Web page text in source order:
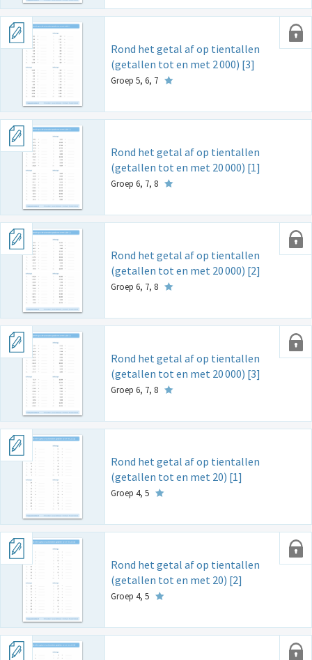
Rond het getal af op tientallen
(getallen tot en met 2000) [3]
Groep 5, 6, 7
Rond het getal af op tientallen
(getallen tot en met 20000) [1]
Groep 6, 7, 8
Rond het getal af op tientallen
(getallen tot en met 20000) [2]
Groep 6, 7, 8
Rond het getal af op tientallen
(getallen tot en met 20000) [3]
Groep 6, 7, 8
Rond het getal af op tientallen
(getallen tot en met 20) [1]
Groep 4, 5
Rond het getal af op tientallen
(getallen tot en met 20) [2]
Groep 4, 5